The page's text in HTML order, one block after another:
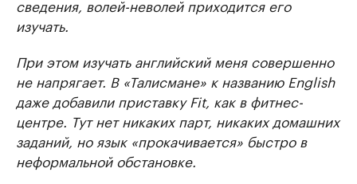
сведения, волей-неволей приходится его
изучать.
При этом изучать английский меня совершенно
не напрягает. В «Талисмане» к названию English
даже добавили приставку Fit, как в фитнес-
центре. Тут нет никаких парт, никаких домашних
заданий, но язык «прокачивается» быстро в
неформальной обстановке.